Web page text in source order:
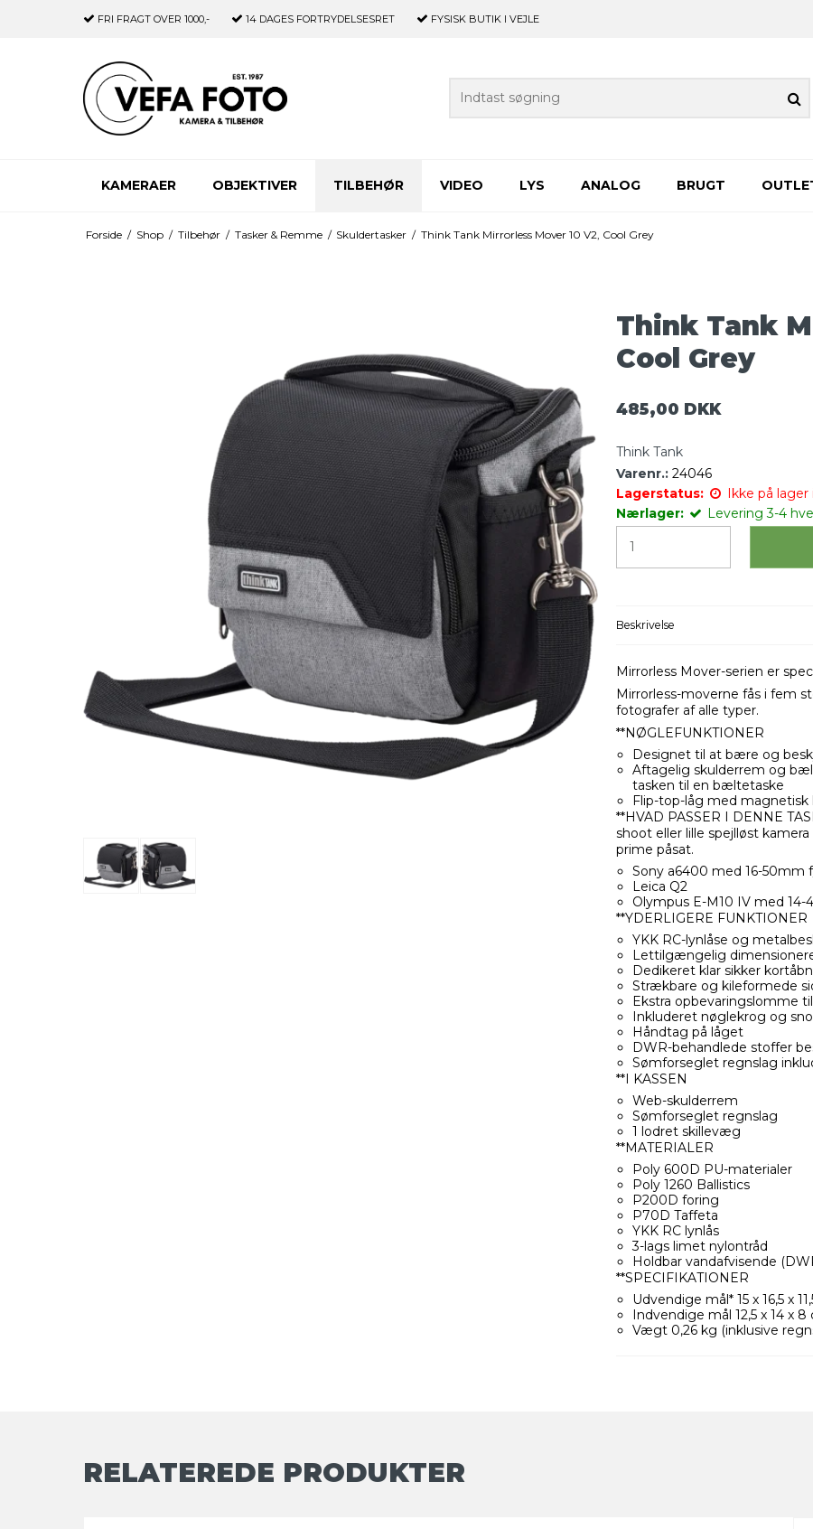
FRI FRAGT OVER 1000,- 14 DAGES FORTRYDELSESRET FYSISK BUTIK I VEJLE
KAMERAER OBJEKTIVER TILBEHØR VIDEO LYS ANALOG BRUGT
Forside / Shop / Tilbehør / Tasker & Remme / Skuldertasker / Think Tank Mirrorless Mover 10 V2, Cool Grey
Think Tank
Cool Grey
485,00 DKK
Think Tank
Varenr.: 24046
Lagerstatus:
Ikke på
Nærlager:
Levering 3-4
Beskrivelse
Mirrorless Mover-serien er
Mirrorless-moverne fås i fem
fotografer af alle typer.
**NØGLEFUNKTIONER
Designet til at bære og
Aftagelig skulderrem og
tasken til en bæltetaske
Flip-top-låg med
**HVAD PASSER I DENNE
shoot eller lille spejlløst
prime påsat.
Sony a6400 med 16-50mm
Leica Q2
Olympus E-M10 IV med 14-
**YDERLIGERE FUNKTIONER
YKK RC-lynlåse og
Lettilgængelig
Dedikeret klar sikker
Strækbare og kileformede
Ekstra opbevaringslomme
Inkluderet nøglekrog og
Håndtag på låget
DWR-behandlede stoffer
Sømforseglet regnslag
**I KASSEN
Web-skulderrem
Sømforseglet regnslag
1 lodret skillevæg
**MATERIALER
Poly 600D PU-materialer
Poly 1260 Ballistics
P200D foring
P70D Taffeta
YKK RC lynlås
3-lags limet nylontråd
Holdbar vandafvisende
**SPECIFIKATIONER
Udvendige mål* 15 x 16,5 x
Indvendige mål 12,5 x 14 x 8
Vægt 0,26 kg (inklusive
RELATEREDE PRODUKTER